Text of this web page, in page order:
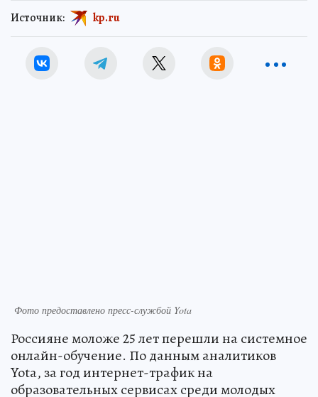
Источник: kp.ru
Фото предоставлено пресс-службой Yota
Россияне моложе 25 лет перешли на системное
онлайн-обучение. По данным аналитиков
Yota, за год интернет-трафик на
образовательных сервисах среди молодых